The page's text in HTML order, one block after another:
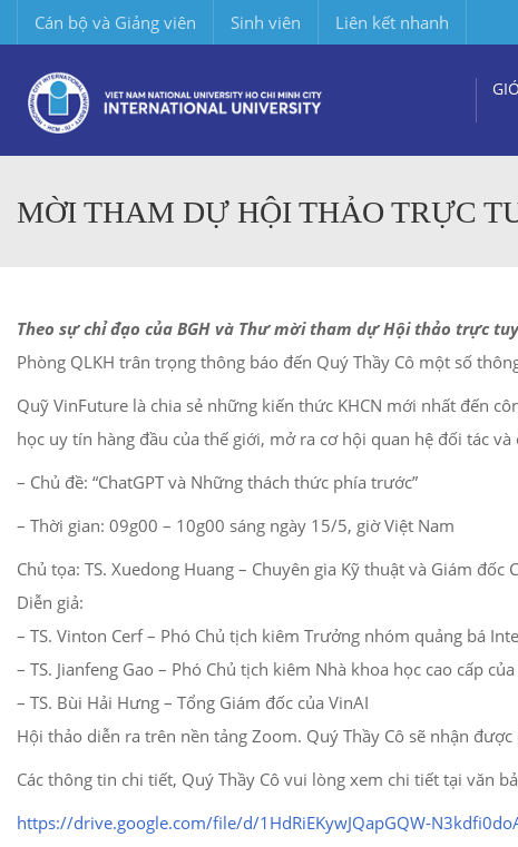
Cán bộ và Giảng viên Sinh viên Liên kết nhanh
MỜI THAM DỰ HỘI THẢO TRỰC
Theo sự chỉ đạo của BGH và Thư mời tham dự Hội thảo trực
Phòng QLKH trân trọng thông báo đến Quý Thầy Cô một số
Quỹ VinFuture là chia sẻ những kiến thức KHCN mới nhất đến
học uy tín hàng đầu của thế giới, mở ra cơ hội quan hệ đối tác
– Chủ đề: “ChatGPT và Những thách thức phía trước”
– Thời gian: 09g00 – 10g00 sáng ngày 15/5, giờ Việt Nam
Chủ tọa: TS. Xuedong Huang – Chuyên gia Kỹ thuật và Giám đốc
Diễn giả:
– TS. Vinton Cerf – Phó Chủ tịch kiêm Trưởng nhóm quảng bá
– TS. Jianfeng Gao – Phó Chủ tịch kiêm Nhà khoa học cao cấp
– TS. Bùi Hải Hưng – Tổng Giám đốc của VinAI
Hội thảo diễn ra trên nền tảng Zoom. Quý Thầy Cô sẽ nhận
Các thông tin chi tiết, Quý Thầy Cô vui lòng xem chi tiết tại văn
https://drive.google.com/file/d/1HdRiEKywJQapGQW-